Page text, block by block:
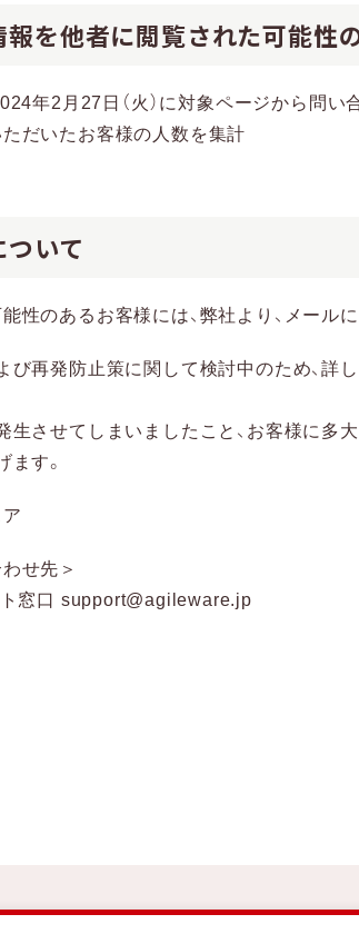
を他者に閲覧された可能性
年2月27日（火）に対象ページから問
だいたお客様の人数を集計
いて
性のあるお客様には、弊社より、メール
び再発防止策に関して検討中のため、詳
生させてしまいましたこと、お客様に多
ます。
せ先＞
窓口 support@agileware.jp